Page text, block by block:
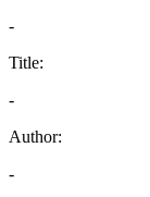
-
Title:
-
Author:
-